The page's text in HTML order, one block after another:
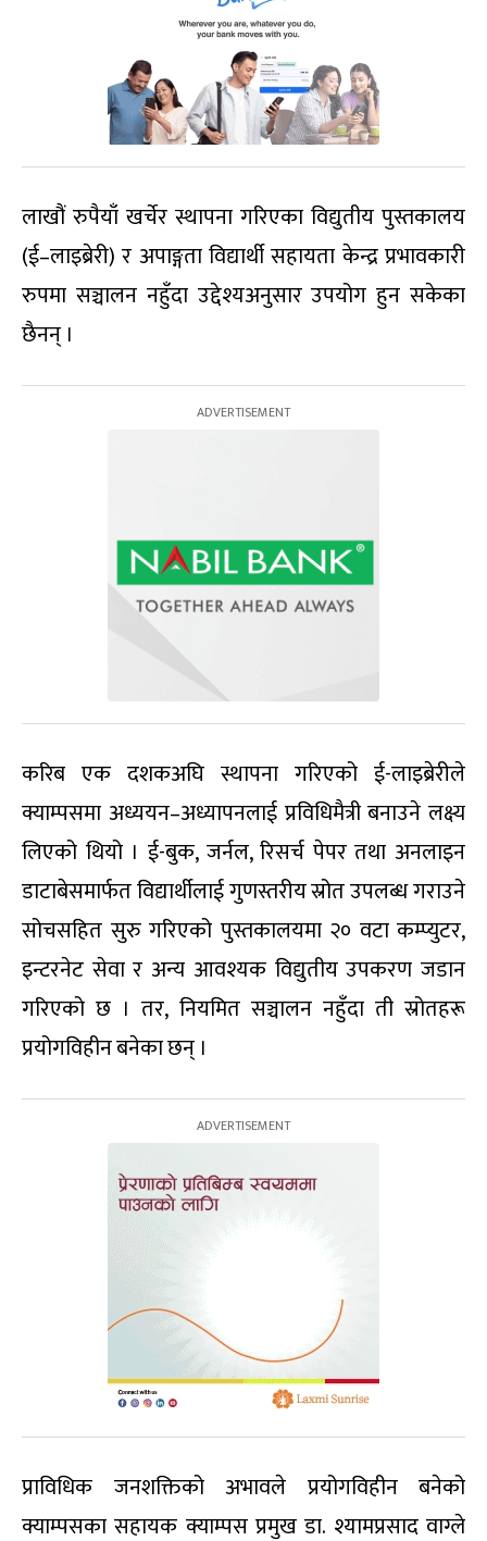
लाखौं रुपैयाँ खर्चेर स्थापना गरिएका विद्युतीय पुस्तकालय
(ई–लाइब्रेरी) र अपाङ्गता विद्यार्थी सहायता केन्द्र प्रभावकारी
रुपमा सञ्चालन नहुँदा उद्देश्यअनुसार उपयोग हुन सकेका
छैनन् ।
करिब एक दशकअघि स्थापना गरिएको ई-लाइब्रेरीले
क्याम्पसमा अध्ययन–अध्यापनलाई प्रविधिमैत्री बनाउने लक्ष्य
लिएको थियो । ई-बुक, जर्नल, रिसर्च पेपर तथा अनलाइन
डाटाबेसमार्फत विद्यार्थीलाई गुणस्तरीय स्रोत उपलब्ध गराउने
सोचसहित सुरु गरिएको पुस्तकालयमा २० वटा कम्प्युटर,
इन्टरनेट सेवा र अन्य आवश्यक विद्युतीय उपकरण जडान
गरिएको छ । तर, नियमित सञ्चालन नहुँदा ती स्रोतहरू
प्रयोगविहीन बनेका छन् ।
प्राविधिक जनशक्तिको अभावले प्रयोगविहीन बनेको
क्याम्पसका सहायक क्याम्पस प्रमुख डा. श्यामप्रसाद वाग्ले